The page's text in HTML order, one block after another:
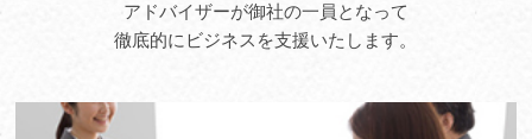
アドバイザーが御社の一員となって
徹底的にビジネスを支援いたします。